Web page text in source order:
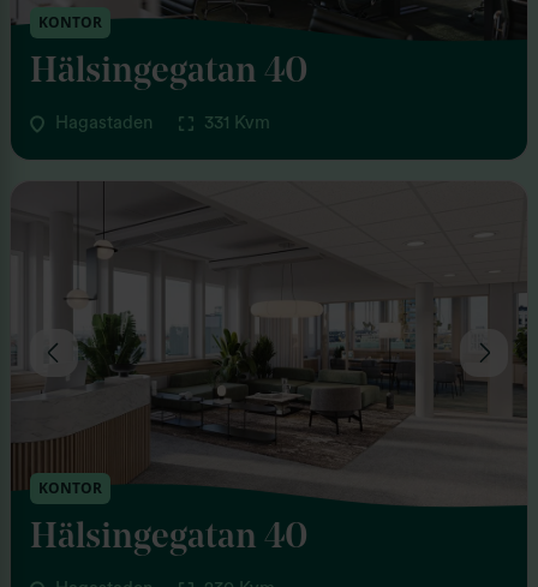
KONTOR
Hälsingegatan 40
Hagastaden 331 Kvm
KONTOR
Hälsingegatan 40